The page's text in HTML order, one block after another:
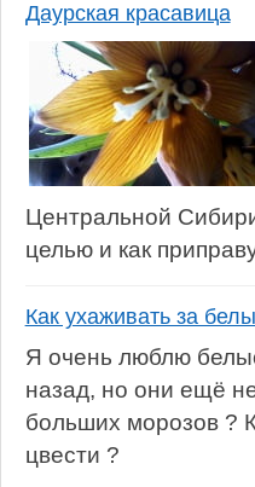
Даурская красавица
Центральной
целью и как
Как ухаживать за
Я очень люблю
назад, но они ещё
больших морозов ?
цвести ?